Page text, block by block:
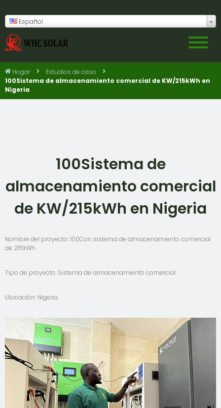
Español
Hogar
Estudios de caso
100Sistema de almacenamiento comercial de KW/215kWh en
Nigeria
100Sistema de
almacenamiento comercial
de KW/215kWh en Nigeria
Nombre del proyecto: 100Con sistema de almacenamiento comercial
de 215kWh
Tipo de proyecto: Sistema de almacenamiento comercial
Ubicación: Nigeria